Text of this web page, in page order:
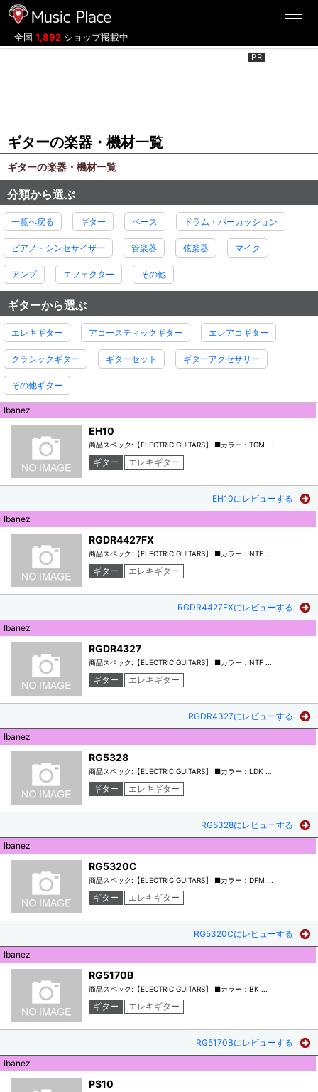
全国 1,892 ショップ掲載中
ギターの楽器・機材一覧
ギターの楽器・機材一覧
分類から選ぶ
一覧へ戻る ギター ベース ドラム・パーカッション
ピアノ・シンセサイザー 管楽器 弦楽器 マイク
アンプ エフェクター その他
ギターから選ぶ
エレキギター アコースティックギター エレアコギター
クラシックギター ギターセット ギターアクセサリー
その他ギター
Ibanez
EH10
商品スペック:【ELECTRIC GUITARS】 ■カラー：TGM ...
ギター エレキギター
EH10にレビューする
Ibanez
RGDR4427FX
商品スペック:【ELECTRIC GUITARS】 ■カラー：NTF ...
ギター エレキギター
RGDR4427FXにレビューする
Ibanez
RGDR4327
商品スペック:【ELECTRIC GUITARS】 ■カラー：NTF ...
ギター エレキギター
RGDR4327にレビューする
Ibanez
RG5328
商品スペック:【ELECTRIC GUITARS】 ■カラー：LDK ...
ギター エレキギター
RG5328にレビューする
Ibanez
RG5320C
商品スペック:【ELECTRIC GUITARS】 ■カラー：DFM ...
ギター エレキギター
RG5320Cにレビューする
Ibanez
RG5170B
商品スペック:【ELECTRIC GUITARS】 ■カラー：BK ...
ギター エレキギター
RG5170Bにレビューする
Ibanez
PS10